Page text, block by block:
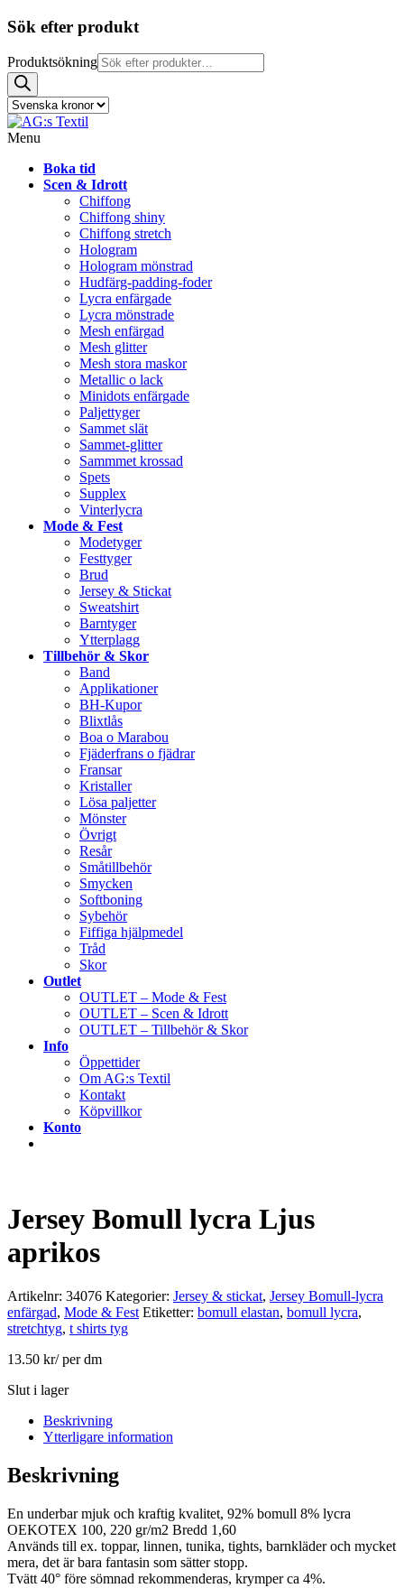
Sök efter produkt
Produktsökning
Menu
Boka tid
Scen & Idrott
Chiffong
Chiffong shiny
Chiffong stretch
Hologram
Hologram mönstrad
Hudfärg-padding-foder
Lycra enfärgade
Lycra mönstrade
Mesh enfärgad
Mesh glitter
Mesh stora maskor
Metallic o lack
Minidots enfärgade
Paljettyger
Sammet slät
Sammet-glitter
Sammmet krossad
Spets
Supplex
Vinterlycra
Mode & Fest
Modetyger
Festtyger
Brud
Jersey & Stickat
Sweatshirt
Barntyger
Ytterplagg
Tillbehör & Skor
Band
Applikationer
BH-Kupor
Blixtlås
Boa o Marabou
Fjäderfrans o fjädrar
Fransar
Kristaller
Lösa paljetter
Mönster
Övrigt
Resår
Småtillbehör
Smycken
Softboning
Sybehör
Fiffiga hjälpmedel
Tråd
Skor
Outlet
OUTLET – Mode & Fest
OUTLET – Scen & Idrott
OUTLET – Tillbehör & Skor
Info
Öppettider
Om AG:s Textil
Kontakt
Köpvillkor
Konto
Jersey Bomull lycra Ljus
aprikos
Artikelnr: 34076 Kategorier: Jersey & stickat, Jersey Bomull-lycra
enfärgad, Mode & Fest Etiketter: bomull elastan, bomull lycra,
stretchtyg, t shirts tyg
13.50 kr/ per dm
Slut i lager
Beskrivning
Ytterligare information
Beskrivning
En underbar mjuk och kraftig kvalitet, 92% bomull 8% lycra
OEKOTEX 100, 220 gr/m2 Bredd 1,60
Används till ex. toppar, linnen, tunika, tights, barnkläder och mycket
mera, det är bara fantasin som sätter stopp.
Tvätt 40° före sömnad rekommenderas, krymper ca 4%.